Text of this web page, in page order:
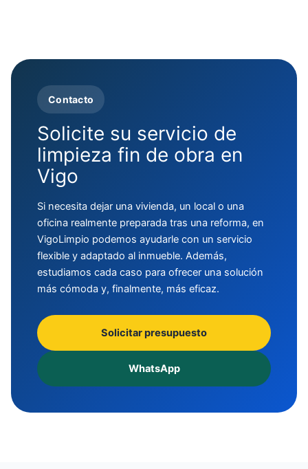
Contacto
Solicite su servicio de
limpieza fin de obra en
Vigo
Si necesita dejar una vivienda, un local o una
oficina realmente preparada tras una reforma, en
VigoLimpio podemos ayudarle con un servicio
flexible y adaptado al inmueble. Además,
estudiamos cada caso para ofrecer una solución
más cómoda y, finalmente, más eficaz.
Solicitar presupuesto
WhatsApp